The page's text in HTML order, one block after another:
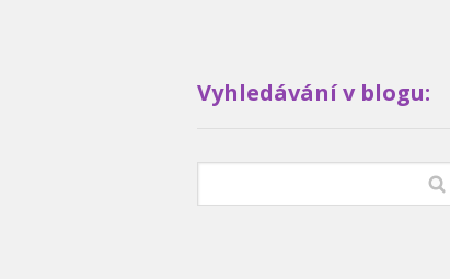
Vyhledávání v blogu: